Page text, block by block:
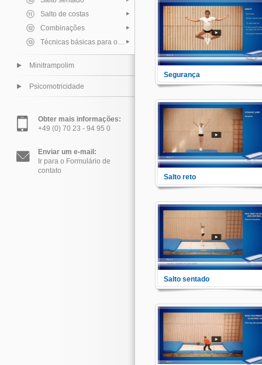
Salto de costas
Combinações
Técnicas básicas para o auxílio do seu aluno
Minitrampolim
Psicomotricidade
Obter mais informações:
+49 (0) 70 23 - 94 95 0
Enviar um e-mail:
Ir para o Formulário de
contato
Segurança
Antes de começar lecionar o
saber as normas de segurança
para evitar acidentes e
Aqui você verá as principais
informações, regras e
regulamentos de segurança.
Salto reto
Para preparar uma série de
como o salto básico e reto no
trampolim deverá ser feito.
módulo explica como pernas,
braços e corpo deverão ser
coordenados durante os
Salto sentado
Neste módulo você aprenderá
estes são os exercícios
preferidos dos iniciantes.